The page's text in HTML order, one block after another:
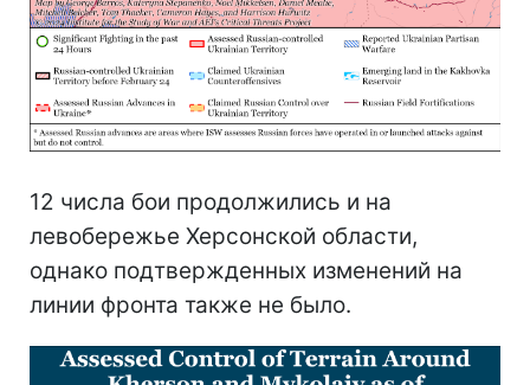
12 числа бои продолжились и на
левобережье Херсонской области,
однако подтвержденных изменений на
линии фронта также не было.